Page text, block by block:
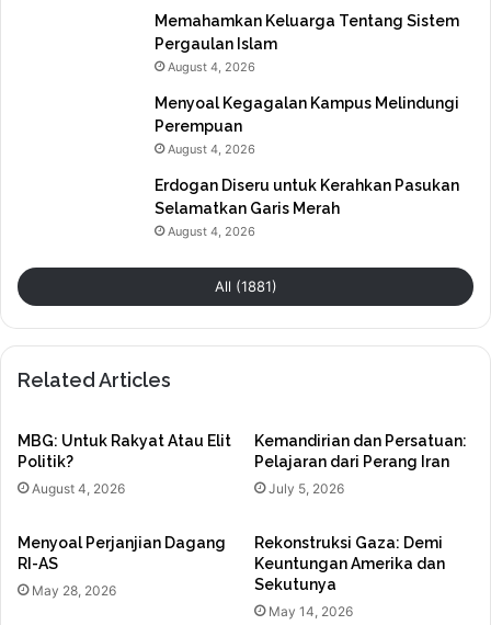
Memahamkan Keluarga Tentang Sistem
Pergaulan Islam
August 4, 2026
Menyoal Kegagalan Kampus Melindungi
Perempuan
August 4, 2026
Erdogan Diseru untuk Kerahkan Pasukan
Selamatkan Garis Merah
August 4, 2026
All (1881)
Related Articles
MBG: Untuk Rakyat Atau Elit
Politik?
August 4, 2026
Kemandirian dan Persatuan:
Pelajaran dari Perang Iran
July 5, 2026
Menyoal Perjanjian Dagang
RI-AS
May 28, 2026
Rekonstruksi Gaza: Demi
Keuntungan Amerika dan
Sekutunya
May 14, 2026